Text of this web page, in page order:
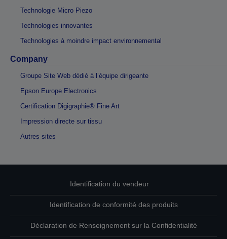
Technologie Micro Piezo
Technologies innovantes
Technologies à moindre impact environnemental
Company
Groupe Site Web dédié à l’équipe dirigeante
Epson Europe Electronics
Certification Digigraphie® Fine Art
Impression directe sur tissu
Autres sites
Identification du vendeur
Identification de conformité des produits
Déclaration de Renseignement sur la Confidentialité